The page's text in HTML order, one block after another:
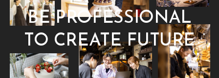
BE PROFESSIONAL
TO CREATE FUTURE